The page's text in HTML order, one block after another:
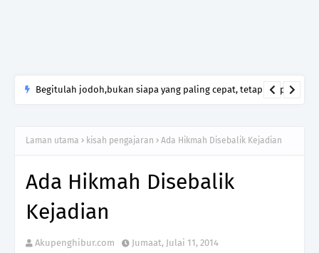
Begitulah jodoh,bukan siapa yang paling cepat, tetapi siapa
Laman utama kisah pengajaran Ada Hikmah Disebalik Kejadian
Ada Hikmah Disebalik
Kejadian
Akupenghibur.com Jumaat, Julai 11, 2014